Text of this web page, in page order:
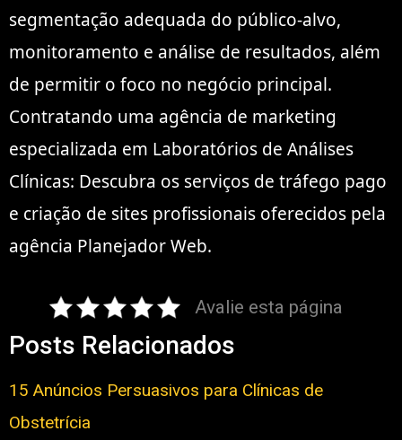
segmentação adequada do público-alvo,
monitoramento e análise de resultados, além
de permitir o foco no negócio principal.
Contratando uma agência de marketing
especializada em Laboratórios de Análises
Clínicas: Descubra os serviços de tráfego pago
e criação de sites profissionais oferecidos pela
agência Planejador Web.
Avalie esta página
Posts Relacionados
15 Anúncios Persuasivos para Clínicas de
Obstetrícia